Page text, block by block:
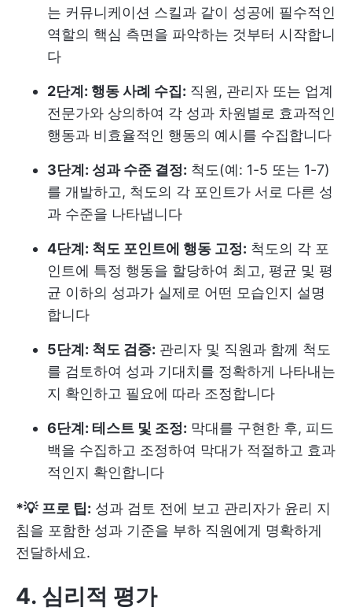
는 커뮤니케이션 스킬과 같이 성공에 필수적인
역할의 핵심 측면을 파악하는 것부터 시작합니
다
2단계: 행동 사례 수집: 직원, 관리자 또는 업계
전문가와 상의하여 각 성과 차원별로 효과적인
행동과 비효율적인 행동의 예시를 수집합니다
3단계: 성과 수준 결정: 척도(예: 1-5 또는 1-7)
를 개발하고, 척도의 각 포인트가 서로 다른 성
과 수준을 나타냅니다
4단계: 척도 포인트에 행동 고정: 척도의 각 포
인트에 특정 행동을 할당하여 최고, 평균 및 평
균 이하의 성과가 실제로 어떤 모습인지 설명
합니다
5단계: 척도 검증: 관리자 및 직원과 함께 척도
를 검토하여 성과 기대치를 정확하게 나타내는
지 확인하고 필요에 따라 조정합니다
6단계: 테스트 및 조정: 막대를 구현한 후, 피드
백을 수집하고 조정하여 막대가 적절하고 효과
적인지 확인합니다
*💡 프로 팁: 성과 검토 전에 보고 관리자가 윤리 지
침을 포함한 성과 기준을 부하 직원에게 명확하게
전달하세요.
4. 심리적 평가